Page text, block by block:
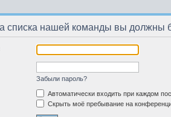
списка нашей команды вы должны
Забыли пароль?
Автоматически входить при каждом
Скрыть моё пребывание на